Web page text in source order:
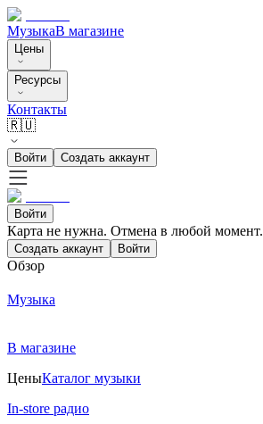
МузыкаВ магазине
Цены
Ресурсы
Контакты
🇷🇺
Войти Создать аккаунт
Войти
Карта не нужна. Отмена в любой момент.
Создать аккаунт Войти
Обзор
Музыка
В магазине
ЦеныКаталог музыки
In-store радио